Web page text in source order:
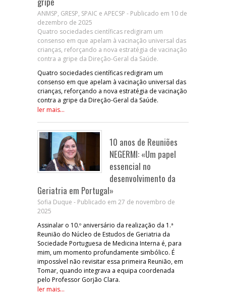
ANMSP, GRESP, SPAIC e APECSP - Publicado em 10 de
dezembro de 2025
Quatro sociedades científicas redigiram um
consenso em que apelam à vacinação universal das
crianças, reforçando a nova estratégia de vacinação
contra a gripe da Direção-Geral da Saúde.
Quatro sociedades científicas redigiram um
consenso em que apelam à vacinação universal das
crianças, reforçando a nova estratégia de vacinação
contra a gripe da Direção-Geral da Saúde.
ler mais...
10 anos de Reuniões
NEGERMI: «Um papel
essencial no
desenvolvimento da
Geriatria em Portugal»
Sofia Duque - Publicado em 27 de novembro de
2025
Assinalar o 10.º aniversário da realização da 1.ª
Reunião do Núcleo de Estudos de Geriatria da
Sociedade Portuguesa de Medicina Interna é, para
mim, um momento profundamente simbólico. É
impossível não revisitar essa primeira Reunião, em
Tomar, quando integrava a equipa coordenada
pelo Professor Gorjão Clara.
ler mais...